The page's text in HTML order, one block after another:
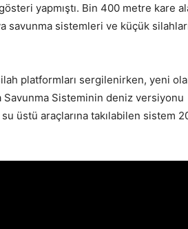
yapmıştı. Bin 400 metre kare
savunma sistemleri ve küçük
platformları sergilenirken, yeni
Savunma Sisteminin deniz versiyonu
üstü araçlarına takılabilen sistem